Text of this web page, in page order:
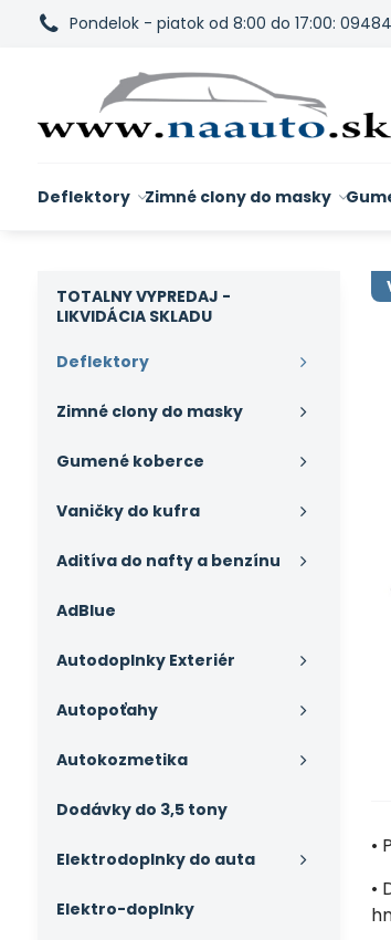
Pondelok - piatok od 8:00 do 17:00:
Deflektory Zimné clony do masky
•
•
TOTALNY VYPREDAJ -
LIKVIDÁCIA SKLADU
Deflektory
Zimné clony do masky
Gumené koberce
Vaničky do kufra
Aditíva do nafty a benzínu
AdBlue
Autodoplnky Exteriér
Autopoťahy
Autokozmetika
Dodávky do 3,5 tony
Elektrodoplnky do auta
Elektro-doplnky